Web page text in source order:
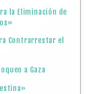
la Eliminación de
Contrarrestar el
a Gaza